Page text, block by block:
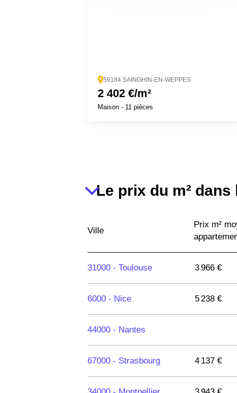
59184 SAINGHIN-EN-WEPPES
2 402 €/m²
Maison - 11 pièces
Le prix du m²
Ville
Prix m²
31000 - Toulouse 3 966 €
6000 - Nice 5 238 €
44000 - Nantes
67000 - Strasbourg 4 137 €